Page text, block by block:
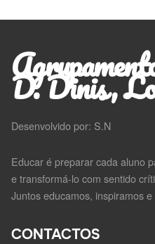
D. Dinis,
Desenvolvido por: S.N
Educar é preparar cada aluno
e transformá-lo com sentido
Juntos educamos, inspiramos
CONTACTOS